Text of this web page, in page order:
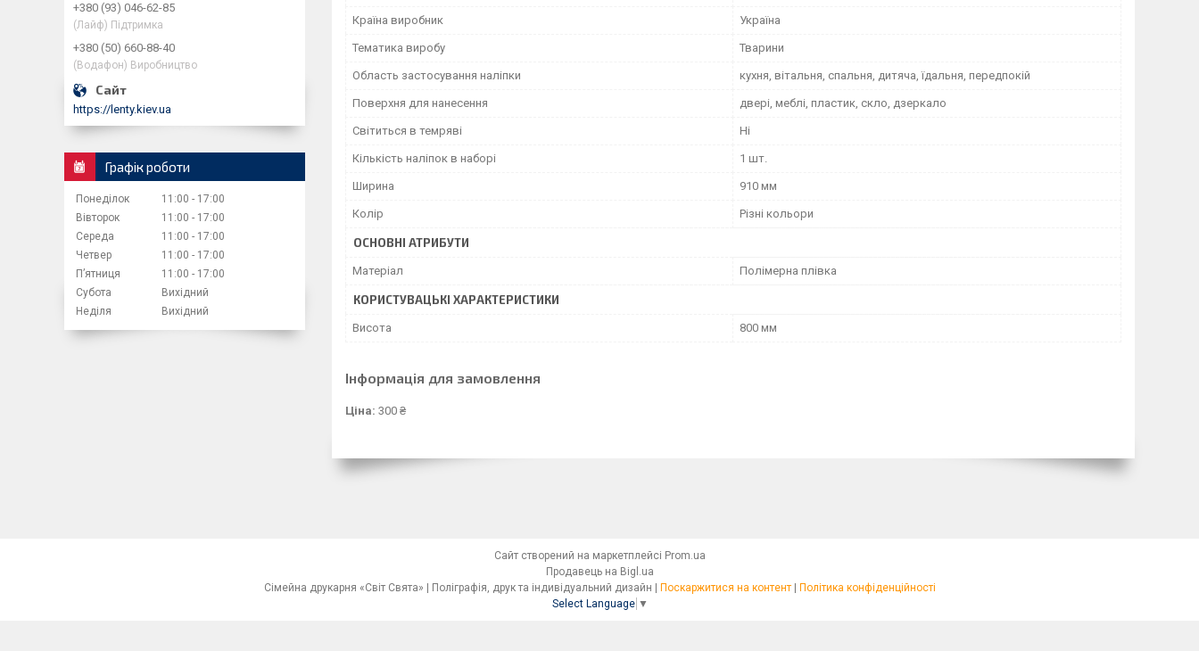
Країна виробник Україна
Тематика виробу Тварини
Область застосування наліпки кухня, вітальня, спальня, дитяча, їдальня, передпокій
Поверхня для нанесення двері, меблі, пластик, скло, дзеркало
Світиться в темряві Ні
Кількість наліпок в наборі 1 шт.
Ширина 910 мм
Колір Різні кольори
ОСНОВНІ АТРИБУТИ
Матеріал Полімерна плівка
КОРИСТУВАЦЬКI ХАРАКТЕРИСТИКИ
Висота 800 мм
Інформація для замовлення
Ціна: 300 ₴
+380 (93) 046-62-85
(Лайф) Підтримка
+380 (50) 660-88-40
(Водафон) Виробництво
https://lenty.kiev.ua
Графік роботи
Понеділок 11:00
17:00
Вівторок
11:00
17:00
Середа
11:00
17:00
Четвер
11:00
17:00
Пʼятниця
11:00
17:00
Субота
Вихідний
Неділя
Вихідний
Сайт створений на маркетплейсі Prom.ua
Продавець на Bigl.ua
Сімейна друкарня «Світ Свята» | Поліграфія, друк та індивідуальний дизайн | Поскаржитися на контент | Політика конфіденційності
Select Language ▼